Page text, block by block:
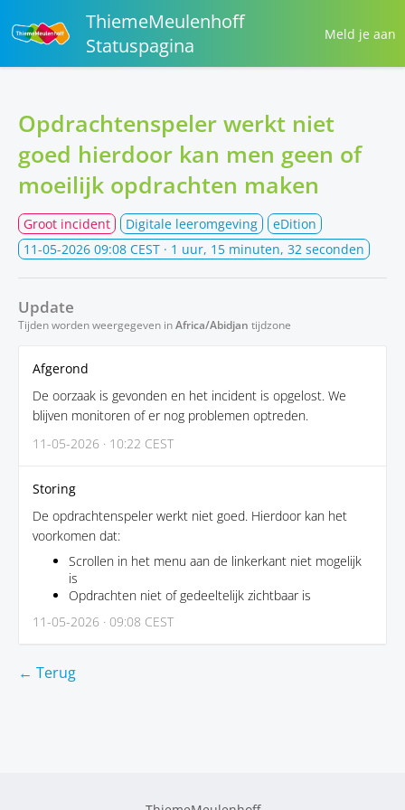
ThiemeMeulenhoff
Statuspagina
Meld je aan
Opdrachtenspeler werkt niet
goed hierdoor kan men geen of
moeilijk opdrachten maken
Groot incident Digitale leeromgeving
eDition
11-05-2026 09:08 CEST · 1 uur, 15 minuten, 32 seconden
Update
Tijden worden weergegeven inAfrica/Abidjan tijdzone
Afgerond
De oorzaak is gevonden en het incident is opgelost. We
blijven monitoren of er nog problemen optreden.
11-05-2026 · 10:22 CEST
Storing
De opdrachtenspeler werkt niet goed. Hierdoor kan het
voorkomen dat:
Scrollen in het menu aan de linkerkant niet mogelijk
is
Opdrachten niet of gedeeltelijk zichtbaar is
11-05-2026 · 09:08 CEST
← Terug